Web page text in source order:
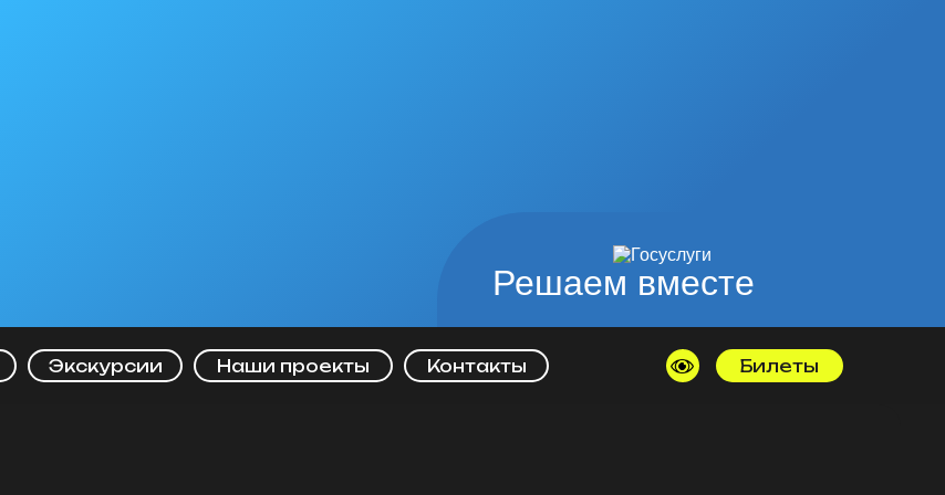
Решаем вместе
Билеты
Экскурсии Наши проекты Контакты